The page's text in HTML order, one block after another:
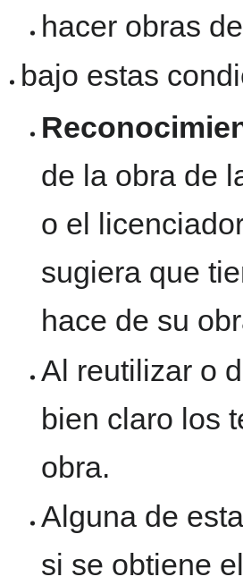
hacer obras
bajo estas
de la obra de
o el
sugiera que
hace de su
Al reutilizar o
bien claro los
obra.
Alguna de
si se obtiene